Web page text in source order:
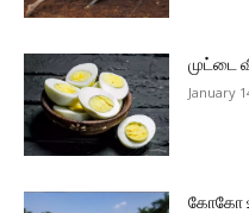
முட்டை
January
கோகோ